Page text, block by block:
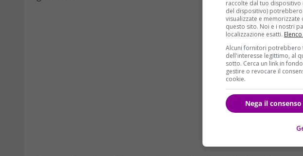
raccolte dal tuo
del dispositivo)
visualizzate e
questo sito. Noi e i nostri
localizzazione esatti.
Alcuni fornitori potrebbero
dell'interesse legittimo, al
sotto. Cerca un link in
gestire o revocare il
cookie.
Nega il consenso